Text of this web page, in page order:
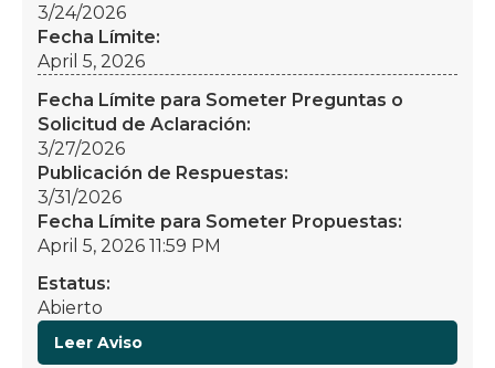
3/24/2026
Fecha Límite:
April 5, 2026
Fecha Límite para Someter Preguntas o
Solicitud de Aclaración:
3/27/2026
Publicación de Respuestas:
3/31/2026
Fecha Límite para Someter Propuestas:
April 5, 2026 11:59 PM
Estatus:
Abierto
Leer Aviso